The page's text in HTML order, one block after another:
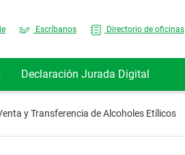
Escríbanos Directorio de oficinas
Declaración Jurada Digital
y Transferencia de Alcoholes Etílicos